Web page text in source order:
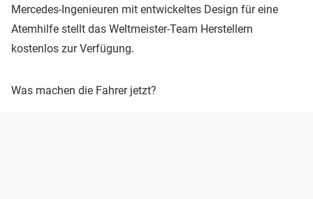
Mercedes-Ingenieuren mit entwickeltes Design für eine
Atemhilfe stellt das Weltmeister-Team Herstellern
kostenlos zur Verfügung.
Was machen die Fahrer jetzt?